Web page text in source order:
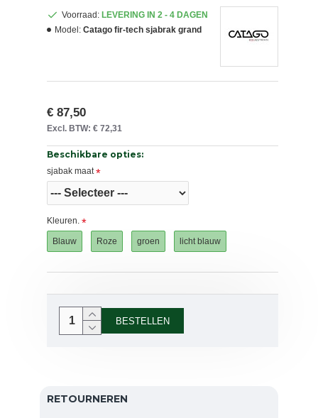
Voorraad: LEVERING IN 2 - 4 DAGEN
Model: Catago fir-tech sjabrak grand
€ 87,50
Excl. BTW: € 72,31
Beschikbare opties:
sjabak maat
Kleuren.
Blauw Roze groen licht blauw
BESTELLEN
RETOURNEREN